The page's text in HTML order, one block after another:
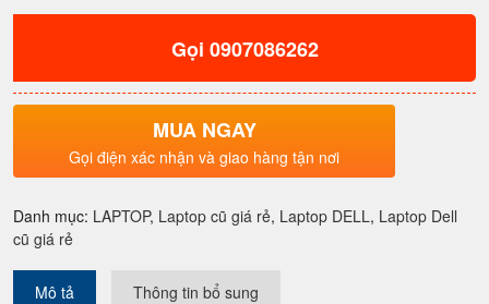
rẻ
số
lượng
Gọi 0907086262
MUA NGAY
Gọi điện xác nhận và giao hàng tận nơi
Danh mục: LAPTOP, Laptop cũ giá rẻ, Laptop DELL, Laptop Dell
cũ giá rẻ
Mô tả Thông tin bổ sung